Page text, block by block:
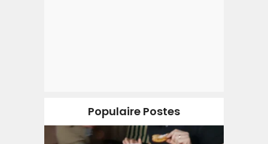
Populaire Postes